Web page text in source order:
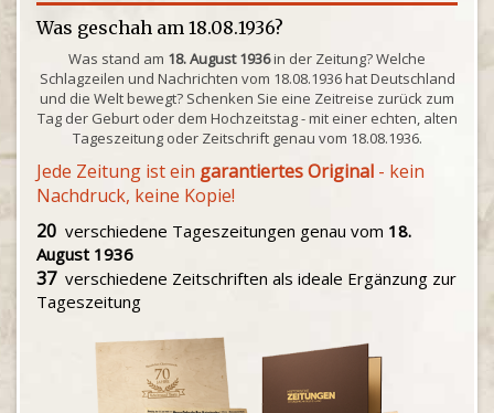
Was geschah am 18.08.1936?
Was stand am 18. August 1936in der Zeitung? Welche
Schlagzeilen und Nachrichten vom 18.08.1936 hat Deutschland
und die Welt bewegt? Schenken Sie eine Zeitreise zurück zum
Tag der Geburt oder dem Hochzeitstag - mit einer echten, alten
Tageszeitung oder Zeitschrift genau vom 18.08.1936.
Jede Zeitung ist ein garantiertes Original - kein
Nachdruck, keine Kopie!
20 verschiedene Tageszeitungen genau vom 18.
August 1936
37verschiedene Zeitschriften als ideale Ergänzung zur
Tageszeitung